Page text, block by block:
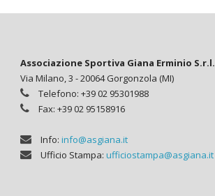
Associazione Sportiva Giana Erminio S.r.l.
Via Milano, 3 - 20064 Gorgonzola (MI)
Telefono: +39 02 95301988
Fax: +39 02 95158916
Info: info@asgiana.it
Ufficio Stampa: ufficiostampa@asgiana.it